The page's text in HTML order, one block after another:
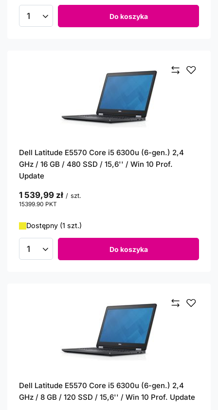
Ilość produktów Do koszyka
Dell Latitude E5570 Core i5 6300u (6-gen.) 2,4
GHz / 16 GB / 480 SSD / 15,6'' / Win 10 Prof.
Update
1 539,99 zł / szt.
15399.90 PKT
Dostępny (1 szt.)
Ilość produktów Do koszyka
Dell Latitude E5570 Core i5 6300u (6-gen.) 2,4
GHz / 8 GB / 120 SSD / 15,6'' / Win 10 Prof. Update